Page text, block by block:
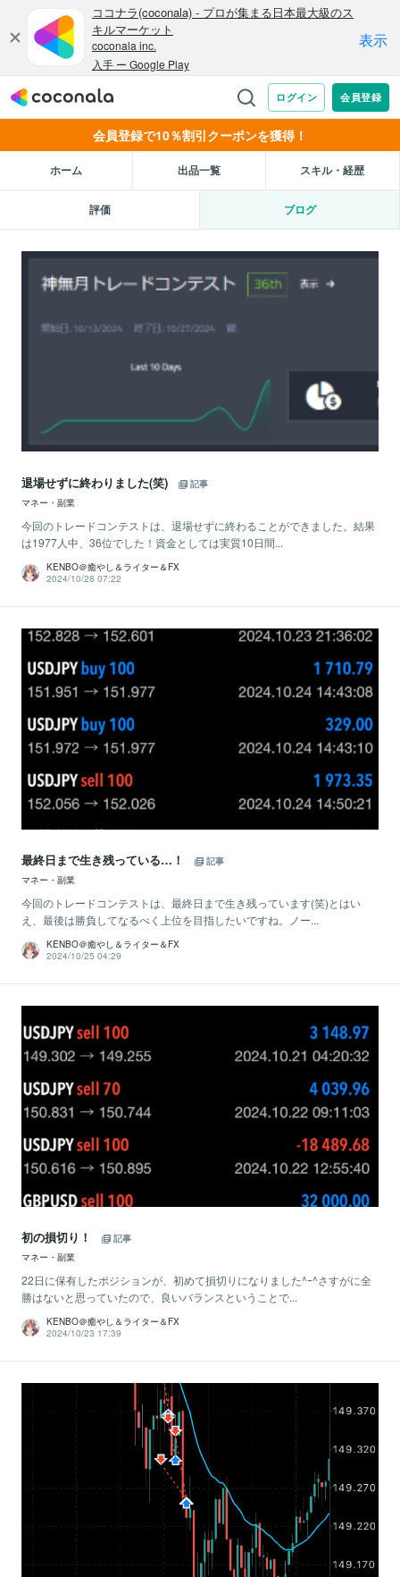
会員登録で10％割引クーポンを獲得！
ホーム 出品一覧 スキル・経歴
評価 ブログ
退場せずに終わりました(笑)
記事
マネー・副業
今回のトレードコンテストは、退場せずに終わることができました。結果
は1977人中、36位でした！資金としては実質10日間...
KENBO＠癒やし＆ライター＆FX
2024/10/28 07:22
最終日まで生き残っている…！
記事
マネー・副業
今回のトレードコンテストは、最終日まで生き残っています(笑)とはい
え、最後は勝負してなるべく上位を目指したいですね。ノー...
KENBO＠癒やし＆ライター＆FX
2024/10/25 04:29
初の損切り！
記事
マネー・副業
22日に保有したポジションが、初めて損切りになりました^ｰ^さすがに全
勝はないと思っていたので、良いバランスということで...
KENBO＠癒やし＆ライター＆FX
2024/10/23 17:39